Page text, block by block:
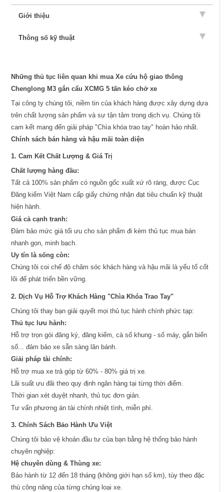
Giới thiệu
Thông số kỹ thuật
Những thủ tục liên quan khi mua Xe cứu hộ giao thông
Chenglong M3 gắn cẩu XCMG 5 tấn kéo chở xe
Tại công ty chúng tôi, niềm tin của khách hàng được xây dựng dựa
trên chất lượng sản phẩm và sự tận tâm trong dịch vụ. Chúng tôi
cam kết mang đến giải pháp "Chìa khóa trao tay" hoàn hảo nhất.
Chính sách bán hàng và hậu mãi toàn diện
1. Cam Kết Chất Lượng & Giá Trị
Chất lượng hàng đầu:
Tất cả 100% sản phẩm có nguồn gốc xuất xứ rõ ràng, được Cục
Đăng kiểm Việt Nam cấp giấy chứng nhận đạt tiêu chuẩn kỹ thuật
hiện hành.
Giá cả cạnh tranh:
Đảm bảo mức giá tối ưu cho sản phẩm đi kèm thủ tục mua bán
nhanh gọn, minh bạch.
Uy tín là sống còn:
Chúng tôi coi chế độ chăm sóc khách hàng và hậu mãi là yếu tố cốt
lõi để phát triển bền vững.
2. Dịch Vụ Hỗ Trợ Khách Hàng "Chìa Khóa Trao Tay"
Chúng tôi thay bạn giải quyết mọi thủ tục hành chính phức tạp:
Thủ tục lưu hành:
Hỗ trợ trọn gói đăng ký, đăng kiểm, cà số khung - số máy, gắn biển
số... đảm bảo xe sẵn sàng lăn bánh.
Giải pháp tài chính:
Hỗ trợ mua xe trả góp từ 60% - 80% giá trị xe.
Lãi suất ưu đãi theo quy định ngân hàng tại từng thời điểm.
Thời gian xét duyệt nhanh, thủ tục đơn giản.
Tư vấn phương án tài chính nhiệt tình, miễn phí.
3. Chính Sách Bảo Hành Ưu Việt
Chúng tôi bảo vệ khoản đầu tư của bạn bằng hệ thống bảo hành
chuyên nghiệp:
Hệ chuyên dùng & Thùng xe:
Bảo hành từ 12 đến 18 tháng (không giới hạn số km), tùy theo đặc
thù công năng của từng chủng loại xe.